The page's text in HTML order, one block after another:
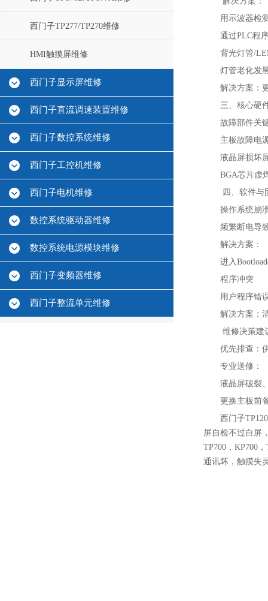
西门子TP277/TP270维修
HMI触摸屏维修
西门子显示屏维修
西门子直流调速装置维修
西门子数控系统维修
西门子工控机维修
西门子电机维修
数控系统驱动器维修
数控系统电源模块维修
西门子变频器维修
西门子整流单元维修
用示波器检
通过PLC程
背光灯管/
灯管老化发
解决方案‌：
三、核心硬
‌故障部件‌关
‌主板故障‌电
‌液晶屏损坏‌
‌BGA芯片虚
四、软件与
操作系统崩
频繁断电导
‌解决方案‌：
进入
‌程序冲突‌
用户程序错
解决方案‌：
维修决策建
优先排查‌：
‌专业送修‌：
液晶屏破裂
更换主板前
西门子
屏自检不过白屏
TP700，KP700
通讯坏，触摸失